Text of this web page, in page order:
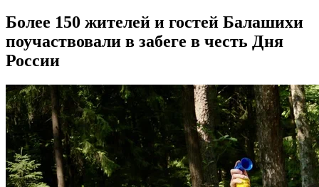
Более 150 жителей и гостей Балашихи
поучаствовали в забеге в честь Дня
России